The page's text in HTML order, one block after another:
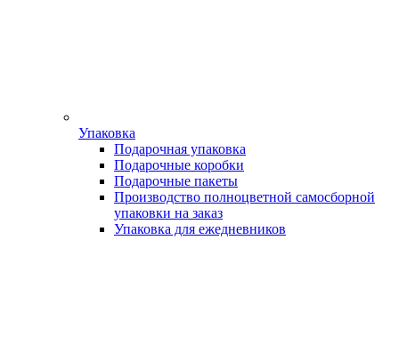
Упаковка
Подарочная упаковка
Подарочные коробки
Подарочные пакеты
Производство полноцветной самосборной
упаковки на заказ
Упаковка для ежедневников